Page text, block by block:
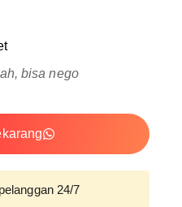
bisa nego
24/7